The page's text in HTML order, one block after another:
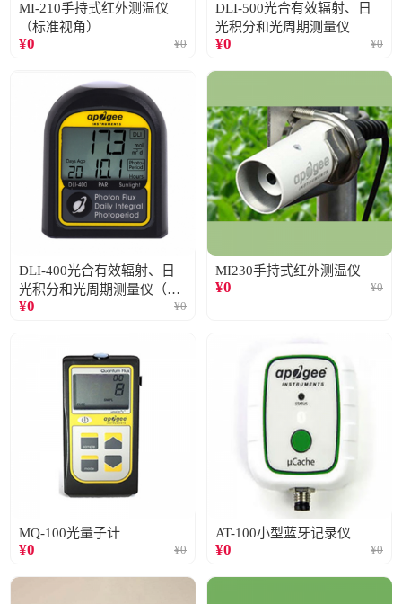
MI-210手持式红外测温仪
（标准视角）
¥0 ¥0
DLI-500光合有效辐射、日
光积分和光周期测量仪
¥0 ¥0
DLI-400光合有效辐射、日
光积分和光周期测量仪（仅
阳光）
¥0 ¥0
MI230手持式红外测温仪
¥0 ¥0
MQ-100光量子计
¥0 ¥0
AT-100小型蓝牙记录仪
¥0 ¥0